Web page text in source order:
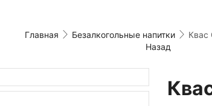
Главная Безалкогольные напитки
Квас
Назад